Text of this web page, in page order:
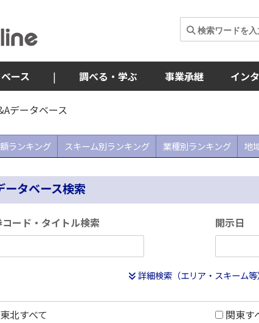
ース | 調べる・学ぶ 事業承継 イン
データベース
ランキング スキーム別ランキング 業種別ランキング 地
ータベース検索
ード・タイトル検索
開示日
詳細検索（エリア・スキーム
北すべて
関東す